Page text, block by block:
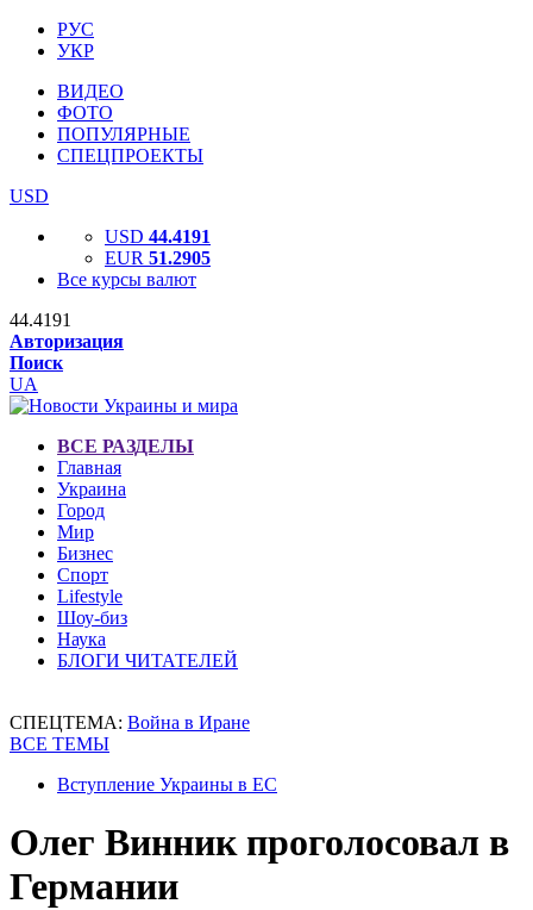
РУС
УКР
ВИДЕО
ФОТО
ПОПУЛЯРНЫЕ
СПЕЦПРОЕКТЫ
USD
USD 44.4191
EUR 51.2905
Все курсы валют
44.4191
Авторизация
Поиск
UA
ВСЕ РАЗДЕЛЫ
Главная
Украина
Город
Мир
Бизнес
Спорт
Lifestyle
Шоу-биз
Наука
БЛОГИ ЧИТАТЕЛЕЙ
СПЕЦТЕМА: Война в Иране
ВСЕ ТЕМЫ
Вступление Украины в ЕС
Олег Винник проголосовал в
Германии